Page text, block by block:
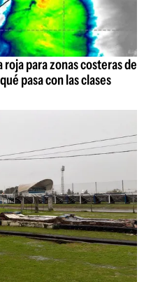
para zonas costeras de
pasa con las clases